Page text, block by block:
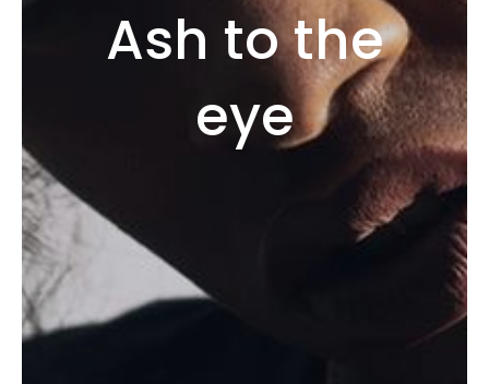
Ash to the
eye